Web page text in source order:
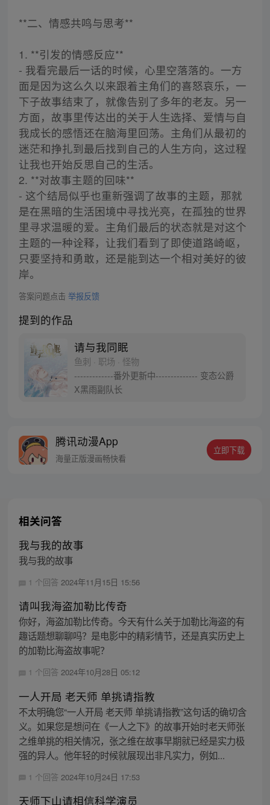
**二、情感共鸣与思考**
1. **引发的情感反应**
- 我看完最后一话的时候，心里空落落的。一方
面是因为这么久以来跟着主角们的喜怒哀乐，一
下子故事结束了，就像告别了多年的老友。另一
方面，故事里传达出的关于人生选择、爱情与自
我成长的感悟还在脑海里回荡。主角们从最初的
迷茫和挣扎到最后找到自己的人生方向，这过程
让我也开始反思自己的生活。
2. **对故事主题的回味**
- 这个结局似乎也重新强调了故事的主题，那就
是在黑暗的生活困境中寻找光亮，在孤独的世界
里寻求温暖的爱。主角们最后的状态就是对这个
主题的一种诠释，让我们看到了即使道路崎岖，
只要坚持和勇敢，还是能到达一个相对美好的彼
岸。
答案问题点击 举报反馈
提到的作品
请与我同眠
鱼刺 · 职场 · 怪物
-------------番外更新中-------------- 变态公爵
X黑雨副队长
腾讯动漫App
海量正版漫画畅快看
立即下载
相关问答
我与我的故事
我与我的故事
1 个回答 2024年11月15日 15:56
请叫我海盗加勒比传奇
你好，海盗加勒比传奇。今天有什么关于加勒比海盗的有
趣话题想聊聊吗？是电影中的精彩情节，还是真实历史上
的加勒比海盗故事呢？
1 个回答 2024年10月28日 05:12
一人开局 老天师 单挑请指教
不太明确您“一人开局 老天师 单挑请指教”这句话的确切含
义。如果您是想问在《一人之下》的故事开始时老天师张
之维单挑的相关情况，张之维在故事早期就已经是实力极
强的异人。他年轻的时候就展现出非凡实力，例如...
1 个回答 2024年10月24日 17:53
天师下山请相信科学演员